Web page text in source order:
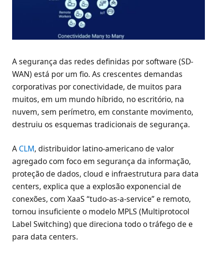
A segurança das redes definidas por software (SD-
WAN) está por um fio. As crescentes demandas
corporativas por conectividade, de muitos para
muitos, em um mundo híbrido, no escritório, na
nuvem, sem perímetro, em constante movimento,
destruiu os esquemas tradicionais de segurança.
A CLM, distribuidor latino-americano de valor
agregado com foco em segurança da informação,
proteção de dados, cloud e infraestrutura para data
centers, explica que a explosão exponencial de
conexões, com XaaS “tudo-as-a-service” e remoto,
tornou insuficiente o modelo MPLS (Multiprotocol
Label Switching) que direciona todo o tráfego de e
para data centers.